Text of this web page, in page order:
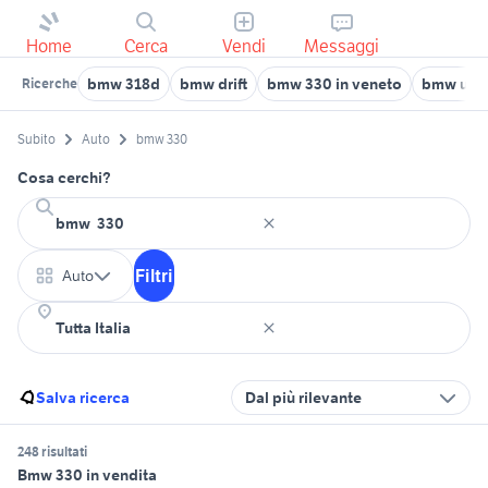
Home Cerca Vendi Messaggi
Ricerche bmw 318d bmw drift bmw 330 in veneto bmw
Subito Auto bmw 330
Cosa cerchi?
Auto Filtri
Salva ricerca Dal più rilevante
248 risultati
Bmw 330 in vendita